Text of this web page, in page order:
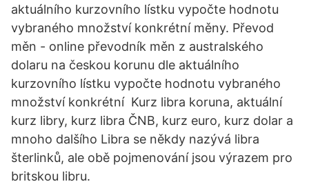
aktuálního kurzovního lístku vypočte hodnotu
vybraného množství konkrétní měny. Převod
měn - online převodník měn z australského
dolaru na českou korunu dle aktuálního
kurzovního lístku vypočte hodnotu vybraného
množství konkrétní Kurz libra koruna, aktuální
kurz libry, kurz libra ČNB, kurz euro, kurz dolar a
mnoho dalšího Libra se někdy nazývá libra
šterlinků, ale obě pojmenování jsou výrazem pro
britskou libru.